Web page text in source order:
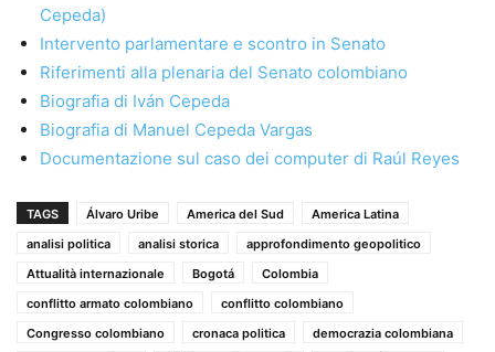
Cepeda)
Intervento parlamentare e scontro in Senato
Riferimenti alla plenaria del Senato colombiano
Biografia di Iván Cepeda
Biografia di Manuel Cepeda Vargas
Documentazione sul caso dei computer di Raúl Reyes
TAGS Álvaro Uribe America del Sud
America Latina
analisi politica
analisi storica
approfondimento geopolitico
Attualità internazionale
Bogotá
Colombia
conflitto armato colombiano
conflitto colombiano
Congresso colombiano
cronaca politica
democrazia colombiana